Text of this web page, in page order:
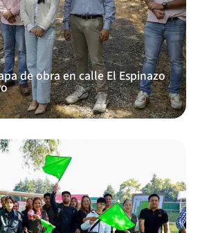
de obra en calle El Espinazo